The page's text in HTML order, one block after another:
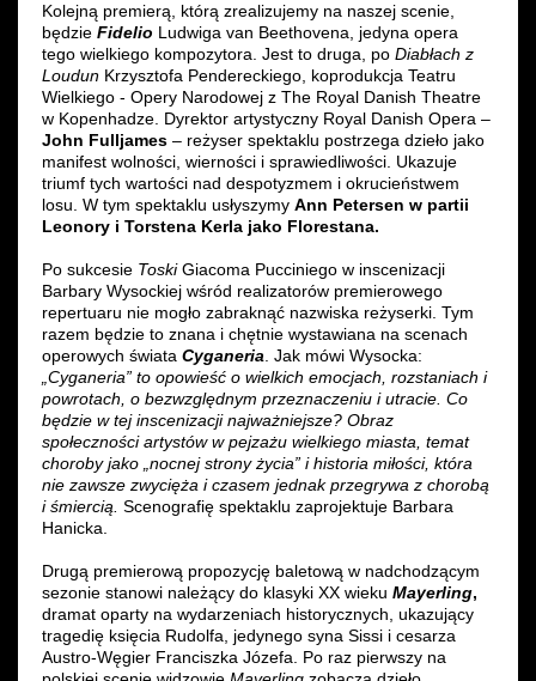
Kolejną premierą, którą zrealizujemy na naszej scenie,
będzie Fidelio Ludwiga van Beethovena, jedyna opera
tego wielkiego kompozytora. Jest to druga, po Diabłach z
Loudun Krzysztofa Pendereckiego, koprodukcja Teatru
Wielkiego - Opery Narodowej z The Royal Danish Theatre
w Kopenhadze. Dyrektor artystyczny Royal Danish Opera –
John Fulljames – reżyser spektaklu postrzega dzieło jako
manifest wolności, wierności i sprawiedliwości. Ukazuje
triumf tych wartości nad despotyzmem i okrucieństwem
losu. W tym spektaklu usłyszymy Ann Petersen w partii
Leonory i Torstena Kerla jako Florestana.
Po sukcesie ToskiGiacoma Pucciniego w inscenizacji
Barbary Wysockiej wśród realizatorów premierowego
repertuaru nie mogło zabraknąć nazwiska reżyserki. Tym
razem będzie to znana i chętnie wystawiana na scenach
operowych świata Cyganeria. Jak mówi Wysocka:
„Cyganeria” to opowieść o wielkich emocjach, rozstaniach i
powrotach, o bezwzględnym przeznaczeniu i utracie. Co
będzie w tej inscenizacji najważniejsze? Obraz
społeczności artystów w pejzażu wielkiego miasta, temat
choroby jako „nocnej strony życia” i historia miłości, która
nie zawsze zwycięża i czasem jednak przegrywa z chorobą
i śmiercią. Scenografię spektaklu zaprojektuje Barbara
Hanicka.
Drugą premierową propozycję baletową w nadchodzącym
sezonie stanowi należący do klasyki XX wieku Mayerling,
dramat oparty na wydarzeniach historycznych, ukazujący
tragedię księcia Rudolfa, jedynego syna Sissi i cesarza
Austro-Węgier Franciszka Józefa. Po raz pierwszy na